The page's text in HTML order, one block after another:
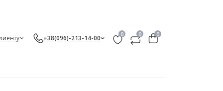
+38(096)-213-14-00 0 0 0